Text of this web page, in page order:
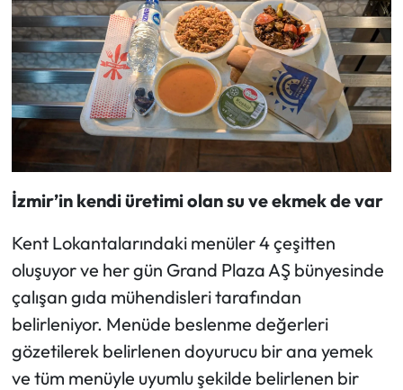
İzmir’in kendi üretimi olan su ve ekmek de var
Kent Lokantalarındaki menüler 4 çeşitten
oluşuyor ve her gün Grand Plaza AŞ bünyesinde
çalışan gıda mühendisleri tarafından
belirleniyor. Menüde beslenme değerleri
gözetilerek belirlenen doyurucu bir ana yemek
ve tüm menüyle uyumlu şekilde belirlenen bir